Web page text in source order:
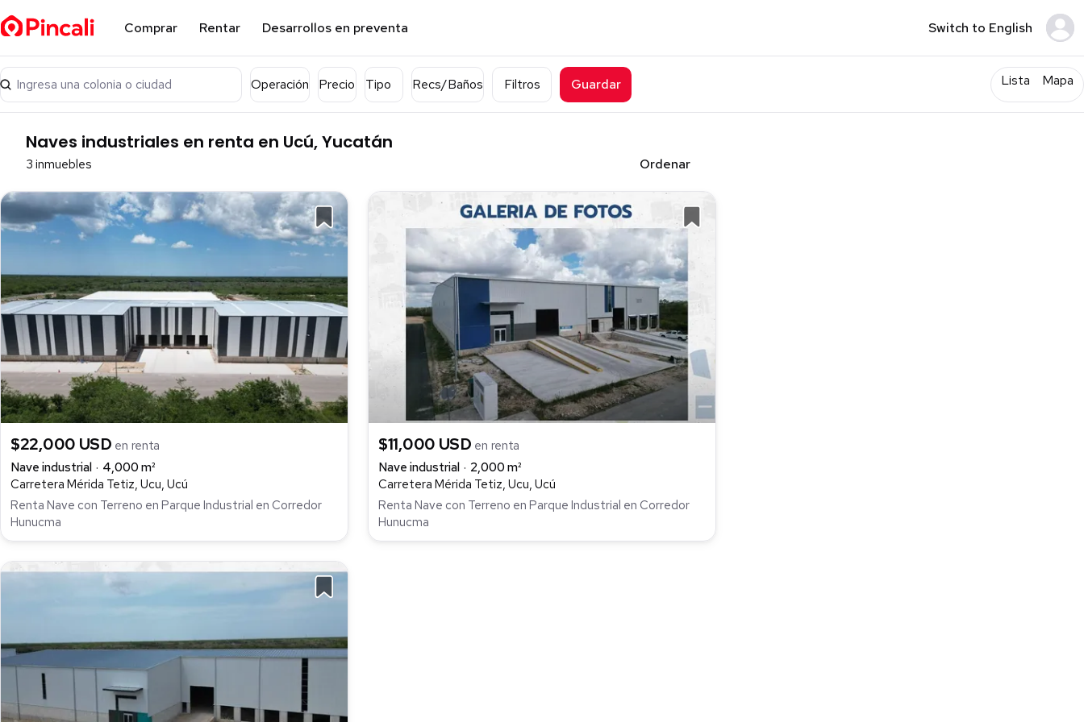
Comprar Rentar Desarrollos en preventa Switch to English
Ingresa una colonia o ciudad Operación Precio Tipo Recs/Baños Filtros Guardar Lista Mapa
Naves industriales en renta en Ucú, Yucatán
3 inmuebles Ordenar
$22,000 USD en renta
Nave industrial
4,000 m²
Carretera Mérida Tetiz, Ucu, Ucú
Renta Nave con Terreno en Parque Industrial en Corredor
Hunucma
$11,000 USD en renta
Nave industrial
2,000 m²
Carretera Mérida Tetiz, Ucu, Ucú
Renta Nave con Terreno en Parque Industrial en Corredor
Hunucma